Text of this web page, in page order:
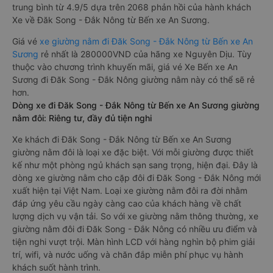
trung bình từ 4.9/5 dựa trên 2068 phản hồi của hành khách
Xe về Đăk Song - Đắk Nông từ Bến xe An Sương.
Giá vé xe giường nằm đi Đăk Song - Đắk Nông từ Bến xe An
Sương rẻ nhất là 280000VND của hãng xe Nguyên Dịu. Tùy
thuộc vào chương trình khuyến mãi, giá vé Xe Bến xe An
Sương đi Đăk Song - Đắk Nông giường nằm này có thể sẽ rẻ
hơn.
Dòng xe đi Đăk Song - Đắk Nông từ Bến xe An Sương giường
nằm đôi: Riêng tư, đầy đủ tiện nghi
Xe khách đi Đăk Song - Đắk Nông từ Bến xe An Sương
giường nằm đôi là loại xe đặc biệt. Với mỗi giường được thiết
kế như một phòng ngủ khách sạn sang trọng, hiện đại. Đây là
dòng xe giường nằm cho cặp đôi đi Đăk Song - Đắk Nông mới
xuất hiện tại Việt Nam. Loại xe giường nằm đôi ra đời nhằm
đáp ứng yêu cầu ngày càng cao của khách hàng về chất
lượng dịch vụ vận tải. So với xe giường nằm thông thường, xe
giường nằm đôi đi Đăk Song - Đắk Nông có nhiều ưu điểm và
tiện nghi vượt trội. Màn hình LCD với hàng nghìn bộ phim giải
trí, wifi, và nước uống và chăn đắp miễn phí phục vụ hành
khách suốt hành trình.